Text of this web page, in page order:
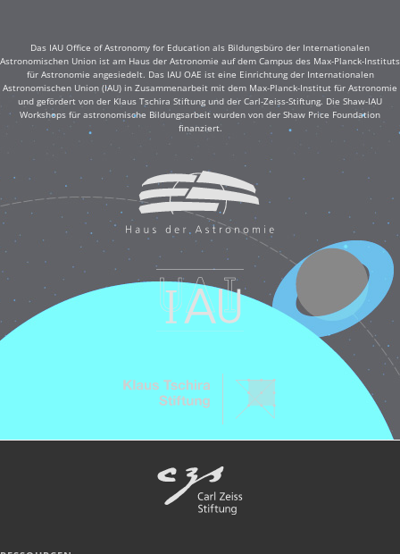
Das IAU Office of Astronomy for Education als Bildungsbüro der Internationalen
Astronomischen Union ist am Haus der Astronomie auf dem Campus des Max-Planck-Instituts
für Astronomie angesiedelt. Das IAU OAE ist eine Einrichtung der Internationalen
Astronomischen Union (IAU) in Zusammenarbeit mit dem Max-Planck-Institut für Astronomie
und gefördert von der Klaus Tschira Stiftung und der Carl-Zeiss-Stiftung. Die Shaw-IAU
Workshops für astronomische Bildungsarbeit wurden von der Shaw Price Foundation
finanziert.